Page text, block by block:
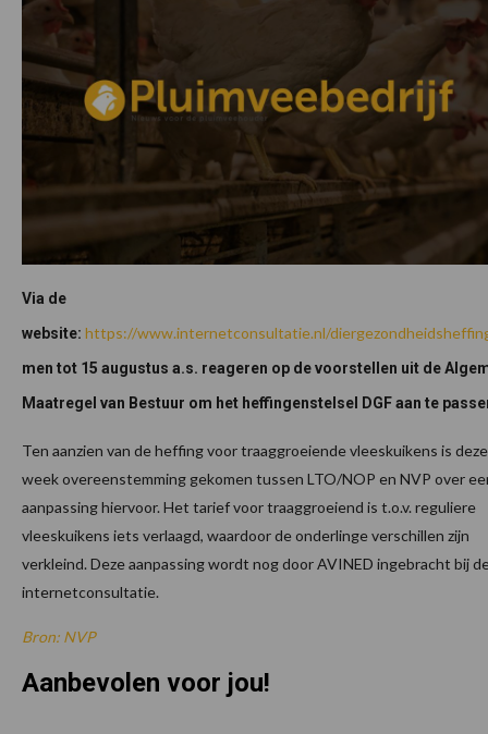
Via de
website: https://www.internetconsultatie.nl/
men tot 15 augustus a.s. reageren op de voorstellen uit de
Maatregel van Bestuur om het heffingenstelsel DGF aan te
Ten aanzien van de heffing voor traaggroeiende vleeskuikens is deze
week overeenstemming gekomen tussen LTO/NOP en NVP over
aanpassing hiervoor. Het tarief voor traaggroeiend is t.o.v. reguliere
vleeskuikens iets verlaagd, waardoor de onderlinge verschillen zijn
verkleind. Deze aanpassing wordt nog door AVINED ingebracht bij
internetconsultatie.
Bron: NVP
Aanbevolen voor jou!